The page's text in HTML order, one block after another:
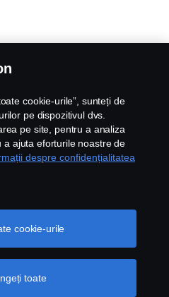
cookie-urile”, sunteți de
pe dispozitivul dvs.
pe site, pentru a analiza
a ajuta eforturile noastre de
despre confidențialitatea
toate
cookie-urile